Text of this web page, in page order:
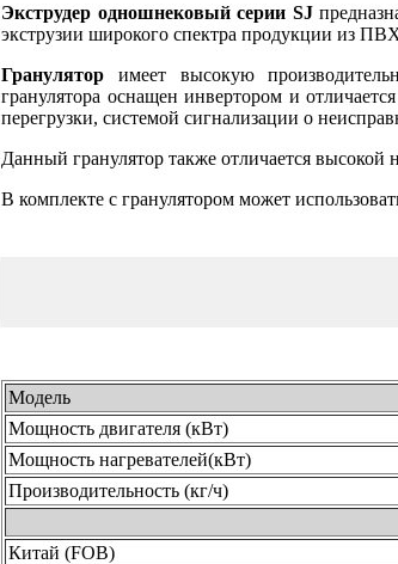
Экструдер одношнековый серии SJ
экструзии широкого спектра продукции из
Гранулятор имеет высокую
гранулятора оснащен инвертором и
перегрузки, системой сигнализации о
Данный гранулятор также отличается
В комплекте с гранулятором может
Модель
Мощность двигателя (кВт)
Мощность нагревателей(кВт)
Производительность (кг/ч)
Китай (FOB)